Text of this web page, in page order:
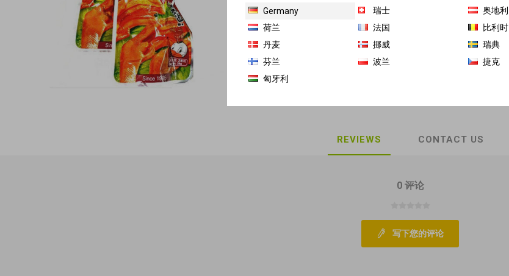
最佳赏味期 2026-08-10
商品库存单位（SKU）: GH-LS-10015-1
REVIEWS CONTACT US
0 评论
写下您的评论
Germany 瑞士
奥地利
荷兰
法国
比利时
丹麦
挪威
瑞典
芬兰
波兰
捷克
匈牙利